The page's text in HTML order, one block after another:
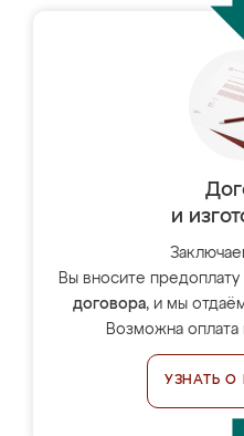
и
Вы вносите
договора, и мы
Возможна оплата
УЗНАТЬ О